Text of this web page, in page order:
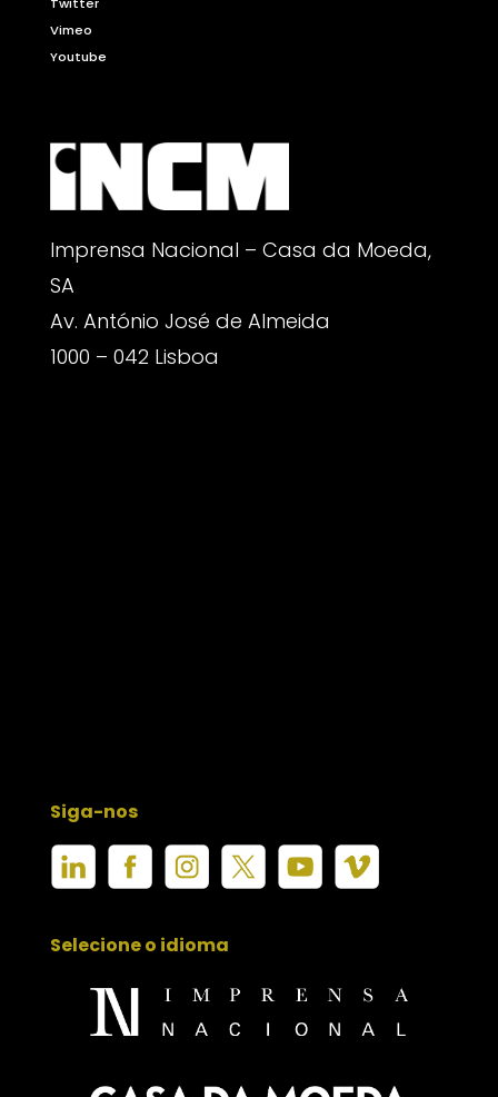
Vimeo
Youtube
Imprensa Nacional – Casa da Moeda,
SA
Av. António José de Almeida
1000 – 042 Lisboa
Siga-nos
Selecione o idioma